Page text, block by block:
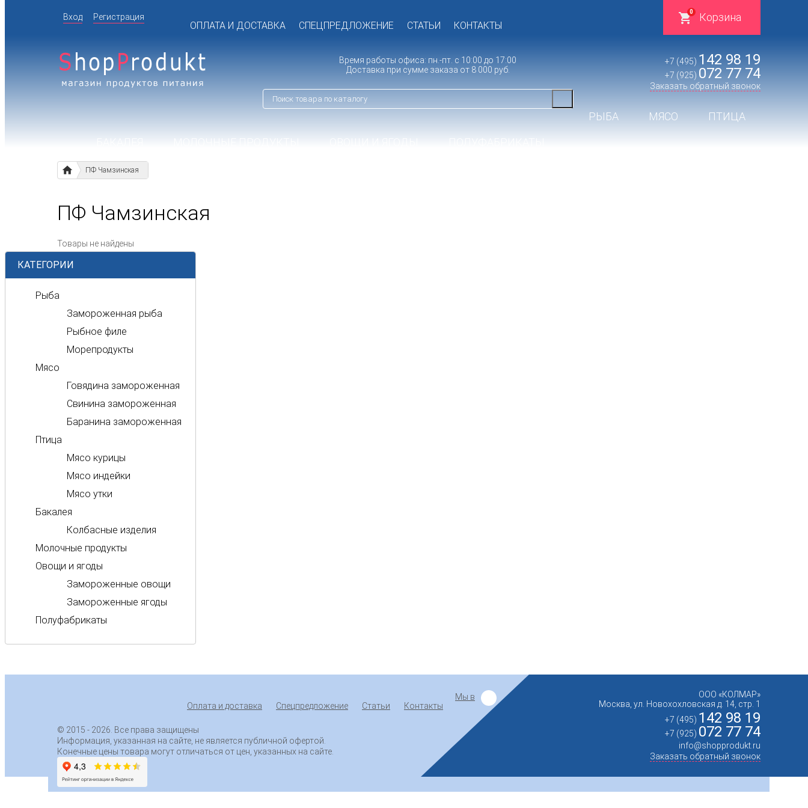
Корзина
0
Вход Регистрация
ОПЛАТА И ДОСТАВКА СПЕЦПРЕДЛОЖЕНИЕ СТАТЬИ КОНТАКТЫ
+7 (495) 142 98 19
+7 (925) 072 77 74
Заказать обратный звонок
Время работы офиса: пн.-пт. с 10:00 до 17:00
Доставка при сумме заказа от 8 000 руб.
РЫБА МЯСО ПТИЦА
ПФ Чамзинская
ПФ Чамзинская
Товары не найдены
КАТЕГОРИИ
Рыба
Замороженная рыба
Рыбное филе
Морепродукты
Мясо
Говядина замороженная
Свинина замороженная
Баранина замороженная
Птица
Мясо курицы
Мясо индейки
Мясо утки
Бакалея
Колбасные изделия
Молочные продукты
Овощи и ягоды
Замороженные овощи
Замороженные ягоды
Полуфабрикаты
ООО «КОЛМАР»
Москва ул. Новохохловская д. 14, стр. 1
+7 (495) 142 98 19
+7 (925) 072 77 74
info@shopprodukt.ru
Заказать обратный звонок
Мы в
Оплата и доставка
Спецпредложение Статьи Контакты
© 2015 - 2026. Все права защищены
Информация, указанная на сайте, не является публичной офертой.
Конечные цены товара могут отличаться от цен, указанных на сайте.